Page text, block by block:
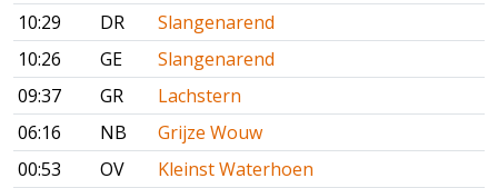
10:29
DR
Slangenarend
10:26
GE
Slangenarend
09:37
GR
Lachstern
06:16
NB
Grijze Wouw
00:53
OV
Kleinst Waterhoen